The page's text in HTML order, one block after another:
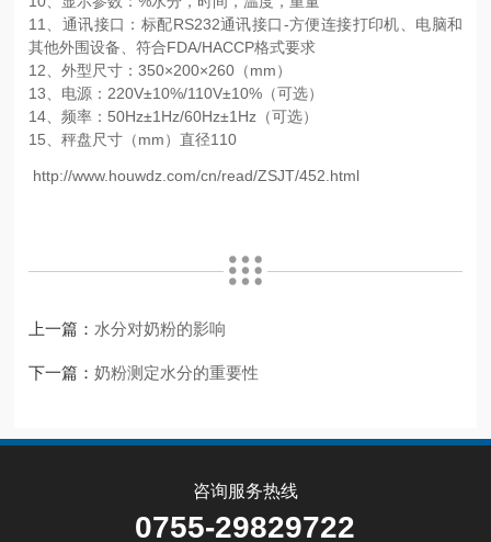
11、通讯接口：标配RS232通讯接口-方便连接打印机、电脑和
其他外围设备、符合FDA/HACCP格式要求
12、外型尺寸：350×200×260（mm）
13、电源：220V±10%/110V±10%（可选）
14、频率：50Hz±1Hz/60Hz±1Hz（可选）
15、秤盘尺寸（mm）直径110
http://www.houwdz.com/cn/read/ZSJT/452.html
上一篇： 水分对奶粉的影响
下一篇：奶粉测定水分的重要性
咨询服务热线
0755-29829722